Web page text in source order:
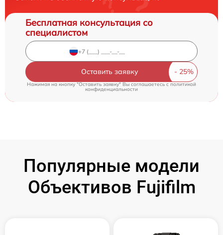
Бесплатная консультация со
специалистом
Оставить заявку
Нажимая на кнопку "Оставить заявку" Вы соглашаетесь c политикой
конфиденциальности
Популярные модели
Объективов Fujifilm